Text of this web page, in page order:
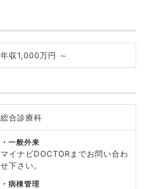
年収1,000万円 ～
総合診療科
一般外来
マイナビDOCTORまでお問い合わ
せ下さい。
病棟管理